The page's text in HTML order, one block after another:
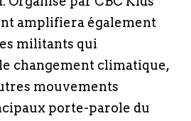
amplifiera également
militants qui
changement climatique,
mouvements
porte-parole du